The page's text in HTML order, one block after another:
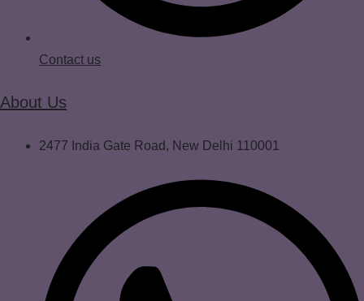
Contact us
About Us
2477 India Gate Road, New Delhi 110001